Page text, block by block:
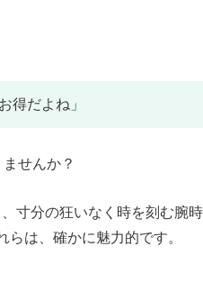
得だよね」
せんか？
寸分の狂いなく時を刻む腕
は、確かに魅力的です。